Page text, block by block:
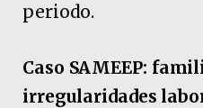
periodo.
Caso SAMEEP:
irregularidades